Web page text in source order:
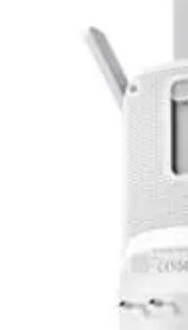
Objets Connectés
Tendances
Connect Belgium